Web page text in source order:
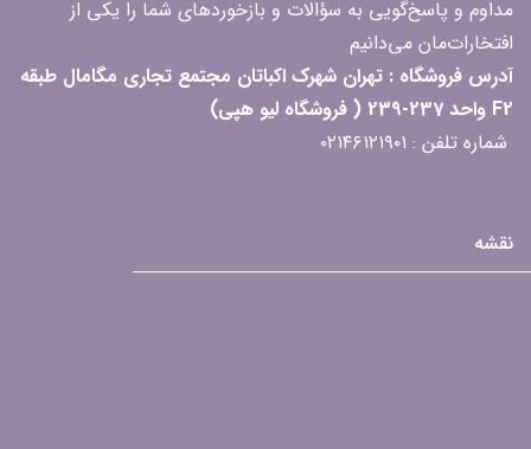
مداوم و پاسخ‌گویی به سؤالات و بازخوردهای شما را یکی از
افتخارات‌مان می‌دانیم
آدرس فروشگاه : تهران شهرک اکباتان مجتمع تجاری مگامال طبقه
F2 واحد 237-239 ( فروشگاه لیو هپی)
شماره تلفن : ۰۲۱۴۶۱۲۱۹۰۱
نقشه